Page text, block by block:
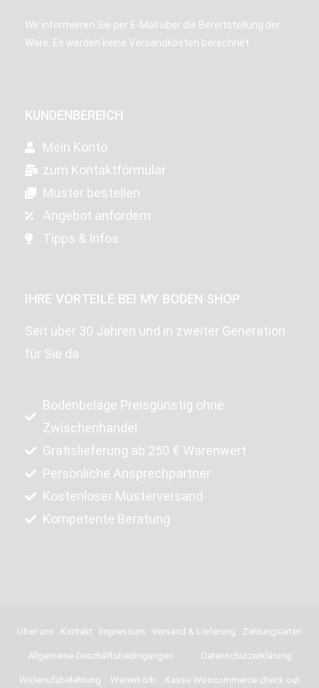
Wir informieren Sie per E-Mail über die Bereitstellung der
Ware. Es werden keine Versandkosten berechnet.
KUNDENBEREICH
Mein Konto
zum Kontaktformular
Muster bestellen
Angebot anfordern
Tipps & Infos
IHRE VORTEILE BEI MY BODEN SHOP
Seit über 30 Jahren und in zweiter Generation
für Sie da
Bodenbeläge Preisgünstig ohne
Zwischenhandel
Gratislieferung ab 250 € Warenwert
Persönliche Ansprechpartner
Kostenloser Musterversand
Kompetente Beratung
Über uns Kontakt Impressum Versand & Lieferung Zahlungsarten
Allgemeine Geschäftsbedingungen Datenschutzerklärung
Widerrufsbelehrung Warenkorb Kasse Woocommerce check out